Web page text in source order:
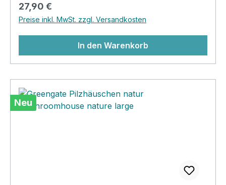
Regulärer Preis:
27,90 €
Preise inkl. MwSt. zzgl. Versandkosten
In den Warenkorb
Neu